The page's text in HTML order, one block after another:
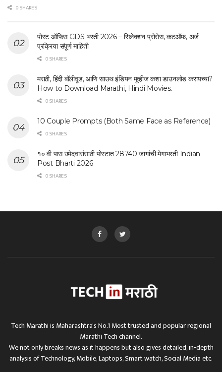
0 SHARES
पोस्ट ऑफिस GDS भरती 2026 – सिलेक्शन प्रोसेस, कटऑफ, अर्ज
प्रक्रिया संपूर्ण माहिती
0 SHARES
मराठी, हिंदी बॉलीवूड, आणि साउथ इंडियन मूव्हीज कशा डाउनलोड करायच्या?
How to Download Marathi, Hindi Movies.
0 SHARES
10 Couple Prompts (Both Same Face as Reference)
0 SHARES
१० वी पास उमेदवारांसाठी पोस्टात 28740 जागांची मेगाभरती Indian
Post Bharti 2026
0 SHARES
Tech Marathi is Maharashtra's No.1 Most trusted and popular regional
Marathi Tech channel.
We not only breaks news as it happens but also gives detailed, in-depth
analysis of Technology, Mobile, Laptops, Smart watch, Social Media etc.